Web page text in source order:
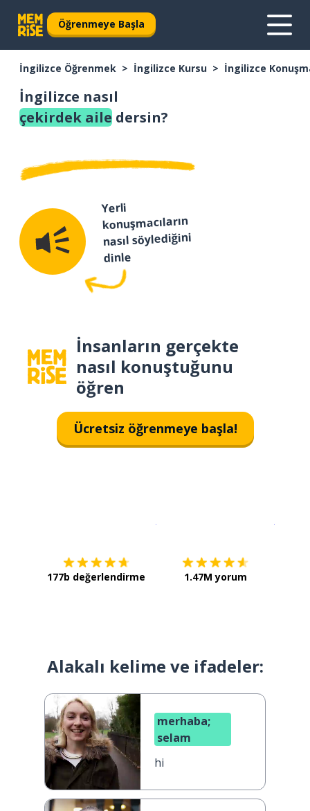
Öğrenmeye Başla
İngilizce Öğrenmek İngilizce Kursu İngilizce
İngilizce nasıl
çekirdek aile dersin?
Yerli
konuşmacıların
nasıl söylediğini
dinle
İnsanların gerçekte
nasıl konuştuğunu
öğren
Ücretsiz öğrenmeye başla!
177b değerlendirme 1.47M yorum
Alakalı kelime ve ifadeler:
merhaba;
selam
hi